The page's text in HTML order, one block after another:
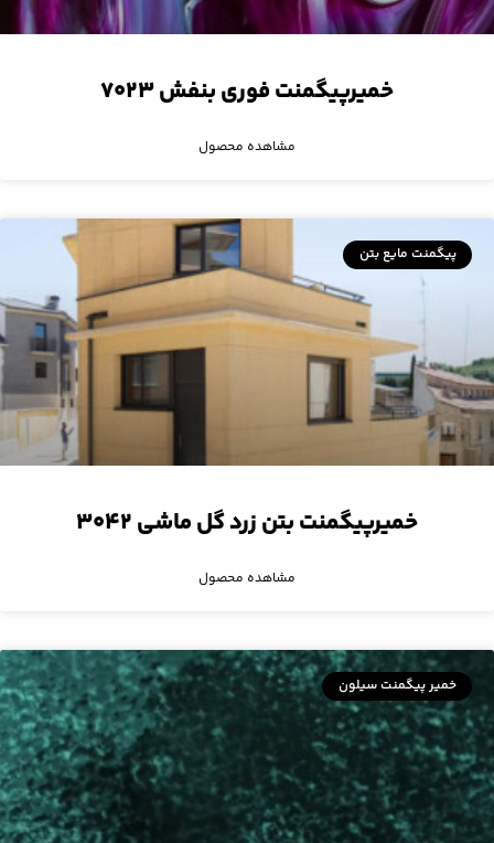
خمیرپیگمنت فوری بنفش ۷۰۲۳
مشاهده محصول
پیگمنت مایع بتن
خمیرپیگمنت بتن زرد گل ماشی ۳۰۴۲
مشاهده محصول
خمیر پیگمنت سیلون